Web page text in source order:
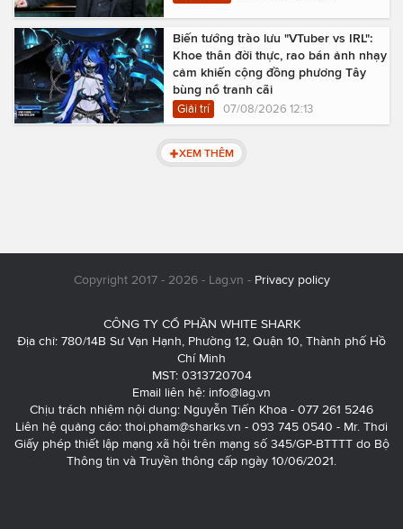
Biến tướng trào lưu "VTuber vs IRL":
Khoe thân đời thực, rao bán ảnh nhạy
cảm khiến cộng đồng phương Tây
bùng nổ tranh cãi
Giải trí 07/08/2026 12:13
XEM THÊM
Copyright 2017 - 2026 - Lag.vn - Privacy policy
CÔNG TY CỔ PHẦN WHITE SHARK
Địa chỉ: 780/14B Sư Vạn Hạnh, Phường 12, Quận 10, Thành phố Hồ
Chí Minh
MST: 0313720704
Email liên hệ: info@lag.vn
Chịu trách nhiệm nội dung: Nguyễn Tiến Khoa - 077 261 5246
Liên hệ quảng cáo: thoi.pham@sharks.vn - 093 745 0540 - Mr. Thơi
Giấy phép thiết lập mạng xã hội trên mạng số 345/GP-BTTTT do Bộ
Thông tin và Truyền thông cấp ngày 10/06/2021.